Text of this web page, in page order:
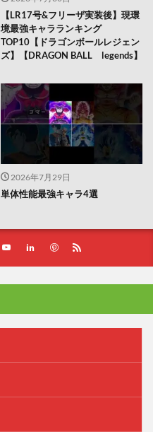
【LR17号&フリーザ実装後】現環
境最強キャラランキング
TOP10【ドラゴンボールレジェン
ズ】【DRAGON BALL legends】
2026年7月29日
単体性能最強キャラ4選